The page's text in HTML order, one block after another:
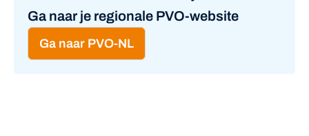
Ga naar je regionale PVO-website
Ga naar PVO-NL